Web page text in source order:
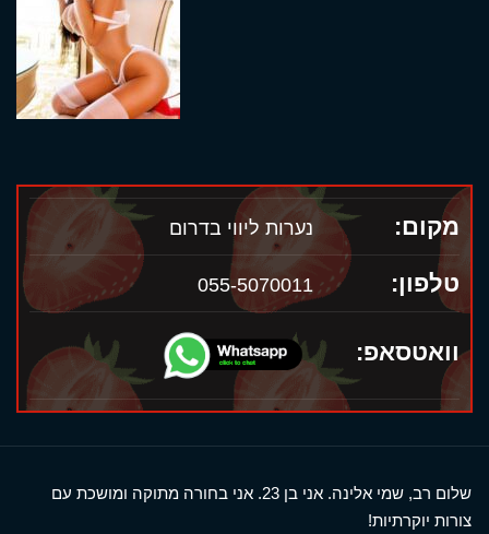
מקום: נערות ליווי בדרום
טלפון: 055-5070011
וואטסאפ:
שלום רב, שמי אלינה. אני בן 23. אני בחורה מתוקה ומושכת עם
צורות יוקרתיות!